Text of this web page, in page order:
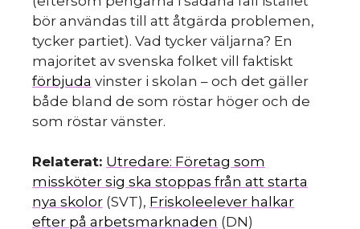
bör användas till att åtgärda problemen,
tycker partiet). Vad tycker väljarna? En
majoritet av svenska folket vill faktiskt
förbjuda vinster i skolan – och det gäller
både bland de som röstar höger och de
som röstar vänster.
Relaterat: Utredare: Företag som
missköter sig ska stoppas från att starta
nya skolor (SVT), Friskoleelever halkar
efter på arbetsmarknaden (DN)